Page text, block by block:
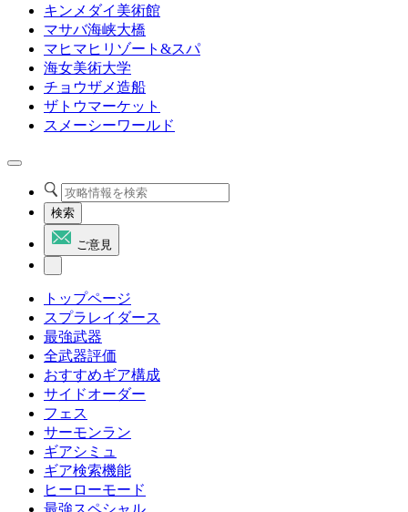
キンメダイ美術館
マサバ海峡大橋
マヒマヒリゾート&スパ
海女美術大学
チョウザメ造船
ザトウマーケット
スメーシーワールド
検索
ご意見
トップページ
スプラレイダース
最強武器
全武器評価
おすすめギア構成
サイドオーダー
フェス
サーモンラン
ギアシミュ
ギア検索機能
ヒーローモード
最強スペシャル